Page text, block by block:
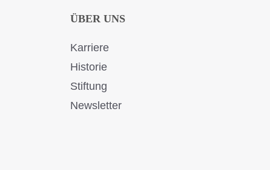
ÜBER UNS
Karriere
Historie
Stiftung
Newsletter